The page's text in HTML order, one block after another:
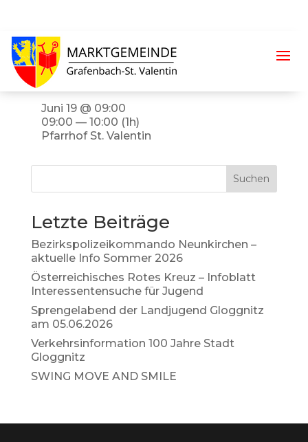
Frohnleichnam mit
Prozession
Juni 19 @ 09:00
09:00 — 10:00 (1h)
Pfarrhof St. Valentin
Suchen
Letzte Beiträge
Bezirkspolizeikommando Neunkirchen –
aktuelle Info Sommer 2026
Österreichisches Rotes Kreuz – Infoblatt
Interessentensuche für Jugend
Sprengelabend der Landjugend Gloggnitz
am 05.06.2026
Verkehrsinformation 100 Jahre Stadt
Gloggnitz
SWING MOVE AND SMILE